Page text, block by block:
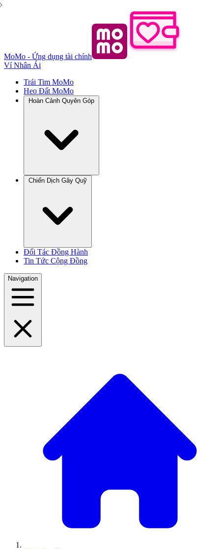
MoMo - Ứng dụng tài chính
Ví Nhân Ái
Trái Tim MoMo
Heo Đất MoMo
Hoàn Cảnh Quyên Góp
Chiến Dịch Gây Quỹ
Đối Tác Đồng Hành
Tin Tức Cộng Đồng
Navigation